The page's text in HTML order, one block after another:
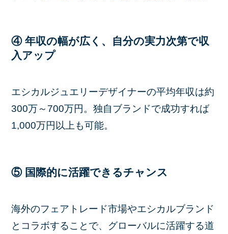
④ 年収の幅が広く、自分の実力次第で収
入アップ
エシカルジュエリーデザイナーの平均年収は約
300万～700万円。独自ブランドで成功すれば
1,000万円以上も可能。
⑤ 国際的に活躍できるチャンス
海外のフェアトレード市場やエシカルブランド
とコラボすることで、グローバルに活躍する道